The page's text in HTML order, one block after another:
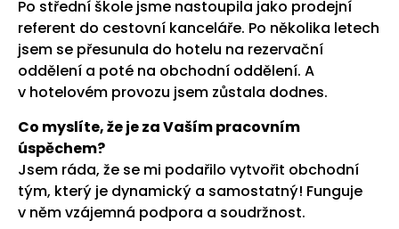
Po střední škole jsme nastoupila jako prodejní
referent do cestovní kanceláře. Po několika letech
jsem se přesunula do hotelu na rezervační
oddělení a poté na obchodní oddělení. A
v hotelovém provozu jsem zůstala dodnes.
Co myslíte, že je za Vaším pracovním
úspěchem?
Jsem ráda, že se mi podařilo vytvořit obchodní
tým, který je dynamický a samostatný! Funguje
v něm vzájemná podpora a soudržnost.